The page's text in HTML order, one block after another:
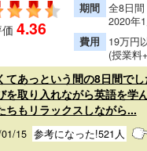
4.36
期間
全8日間
2020年
費用
19万円
(授業料
てあっという間の8日間で
を取り入れながら英語を学
ちもリラックスしながら...
15 参考になった!521人